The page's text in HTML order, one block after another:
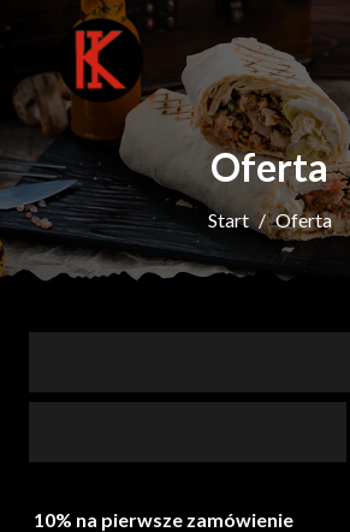
Oferta
Start Oferta
10% na pierwsze zamówienie